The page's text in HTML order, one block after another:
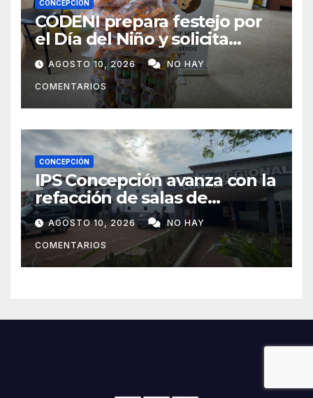
CONCEPCIÓN
CODENI prepara festejo por
el Día del Niño y solicita
apoyo para llegar a 300
chicos
AGOSTO 10, 2026 NO HAY
COMENTARIOS
CONCEPCIÓN
IPS Concepción avanza con la
refacción de salas de
internación y anuncia llegada
de medicamentos
AGOSTO 10, 2026 NO HAY
COMENTARIOS